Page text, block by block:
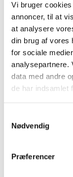
Vi bruger
annoncer, til at
at analysere
din brug af vores
for sociale
analysepartnere.
data med andre
de har indsamlet
Nødvendig
Præferencer
Palace
DKK600,00
Rory pro model for
OBS farven træets
grafikken er altid